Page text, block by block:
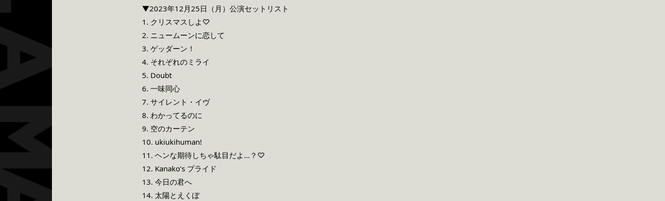
▼2023年12月25日（月）公演セットリスト
1. クリスマスしよ♡
2. ニュームーンに恋して
3. ゲッダーン！
4. それぞれのミライ
5. Doubt
6. 一味同心
7. サイレント・イヴ
8. わかってるのに
9. 空のカーテン
10. ukiukihuman!
11. ヘンな期待しちゃ駄目だよ…？♡
12. Kanako’s プライド
13. 今日の君へ
14. 太陽とえくぼ